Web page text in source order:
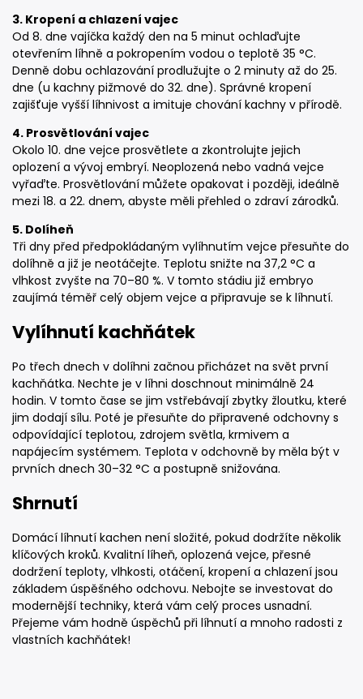
3. Kropení a chlazení vajec
Od 8. dne vajíčka každý den na 5 minut ochlaďujte
otevřením líhně a pokropením vodou o teplotě 35 °C.
Denně dobu ochlazování prodlužujte o 2 minuty až do 25.
dne (u kachny pižmové do 32. dne). Správné kropení
zajišťuje vyšší líhnivost a imituje chování kachny v přírodě.
4. Prosvětlování vajec
Okolo 10. dne vejce prosvětlete a zkontrolujte jejich
oplození a vývoj embryí. Neoplozená nebo vadná vejce
vyřaďte. Prosvětlování můžete opakovat i později, ideálně
mezi 18. a 22. dnem, abyste měli přehled o zdraví zárodků.
5. Dolíheň
Tři dny před předpokládaným vylíhnutím vejce přesuňte do
dolíhně a již je neotáčejte. Teplotu snižte na 37,2 °C a
vlhkost zvyšte na 70–80 %. V tomto stádiu již embryo
zaujímá téměř celý objem vejce a připravuje se k líhnutí.
Vylíhnutí kachňátek
Po třech dnech v dolíhni začnou přicházet na svět první
kachňátka. Nechte je v líhni doschnout minimálně 24
hodin. V tomto čase se jim vstřebávají zbytky žloutku, které
jim dodají sílu. Poté je přesuňte do připravené odchovny s
odpovídající teplotou, zdrojem světla, krmivem a
napájecím systémem. Teplota v odchovně by měla být v
prvních dnech 30–32 °C a postupně snižována.
Shrnutí
Domácí líhnutí kachen není složité, pokud dodržíte několik
klíčových kroků. Kvalitní líheň, oplozená vejce, přesné
dodržení teploty, vlhkosti, otáčení, kropení a chlazení jsou
základem úspěšného odchovu. Nebojte se investovat do
modernější techniky, která vám celý proces usnadní.
Přejeme vám hodně úspěchů při líhnutí a mnoho radosti z
vlastních kachňátek!